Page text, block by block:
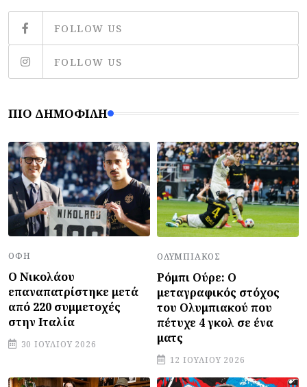
FOLLOW US
FOLLOW US
ΠΙΟ ΔΗΜΟΦΙΛΉ
ΟΦΗ
Ο Νικολάου
επαναπατρίστηκε μετά
από 220 συμμετοχές
στην Ιταλία
30 ΙΟΥΛΊΟΥ 2026
ΟΛΥΜΠΙΑΚΌΣ
Ρόμπι Ούρε: Ο
μεταγραφικός στόχος
του Ολυμπιακού που
πέτυχε 4 γκολ σε ένα
ματς
12 ΙΟΥΛΊΟΥ 2026